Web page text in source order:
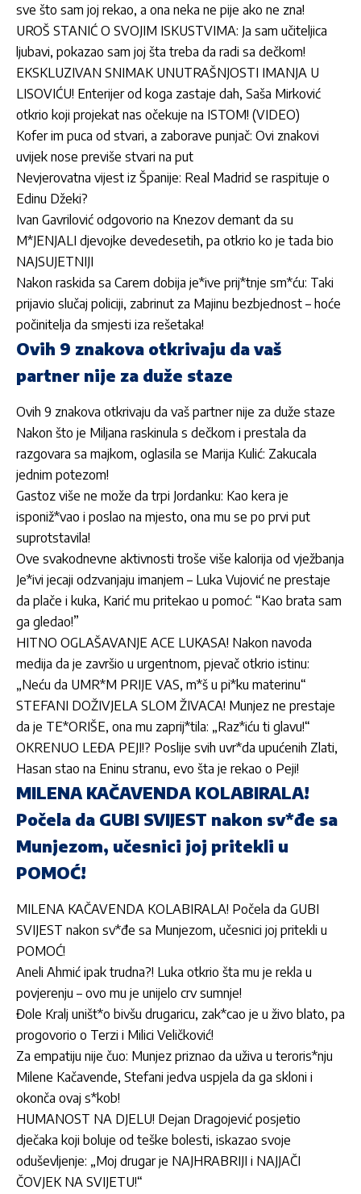
sve što sam joj rekao, a ona neka ne pije ako ne zna!
UROŠ STANIĆ O SVOJIM ISKUSTVIMA: Ja sam učiteljica
ljubavi, pokazao sam joj šta treba da radi sa dečkom!
EKSKLUZIVAN SNIMAK UNUTRAŠNJOSTI IMANJA U
LISOVIĆU! Enterijer od koga zastaje dah, Saša Mirković
otkrio koji projekat nas očekuje na ISTOM! (VIDEO)
Kofer im puca od stvari, a zaborave punjač: Ovi znakovi
uvijek nose previše stvari na put
Nevjerovatna vijest iz Španije: Real Madrid se raspituje o
Edinu Džeki?
Ivan Gavrilović odgovorio na Knezov demant da su
M*JENJALI djevojke devedesetih, pa otkrio ko je tada bio
NAJSUJETNIJI
Nakon raskida sa Carem dobija je*ive prij*tnje sm*ću: Taki
prijavio slučaj policiji, zabrinut za Majinu bezbjednost – hoće
počinitelja da smjesti iza rešetaka!
Ovih 9 znakova otkrivaju da vaš
partner nije za duže staze
Ovih 9 znakova otkrivaju da vaš partner nije za duže staze
Nakon što je Miljana raskinula s dečkom i prestala da
razgovara sa majkom, oglasila se Marija Kulić: Zakucala
jednim potezom!
Gastoz više ne može da trpi Jordanku: Kao kera je
isponiž*vao i poslao na mjesto, ona mu se po prvi put
suprotstavila!
Ove svakodnevne aktivnosti troše više kalorija od vježbanja
Je*ivi jecaji odzvanjaju imanjem – Luka Vujović ne prestaje
da plače i kuka, Karić mu pritekao u pomoć: “Kao brata sam
ga gledao!”
HITNO OGLAŠAVANJE ACE LUKASA! Nakon navoda
medija da je završio u urgentnom, pjevač otkrio istinu:
„Neću da UMR*M PRIJE VAS, m*š u pi*ku materinu“
STEFANI DOŽIVJELA SLOM ŽIVACA! Munjez ne prestaje
da je TE*ORIŠE, ona mu zaprij*tila: „Raz*iću ti glavu!“
OKRENUO LEĐA PEJI!? Poslije svih uvr*da upućenih Zlati,
Hasan stao na Eninu stranu, evo šta je rekao o Peji!
MILENA KAČAVENDA KOLABIRALA!
Počela da GUBI SVIJEST nakon sv*đe sa
Munjezom, učesnici joj pritekli u
POMOĆ!
MILENA KAČAVENDA KOLABIRALA! Počela da GUBI
SVIJEST nakon sv*đe sa Munjezom, učesnici joj pritekli u
POMOĆ!
Aneli Ahmić ipak trudna?! Luka otkrio šta mu je rekla u
povjerenju – ovo mu je unijelo crv sumnje!
Đole Kralj uništ*o bivšu drugaricu, zak*cao je u živo blato, pa
progovorio o Terzi i Milici Veličković!
Za empatiju nije čuo: Munjez priznao da uživa u teroris*nju
Milene Kačavende, Stefani jedva uspjela da ga skloni i
okonča ovaj s*kob!
HUMANOST NA DJELU! Dejan Dragojević posjetio
dječaka koji boluje od teške bolesti, iskazao svoje
oduševljenje: „Moj drugar je NAJHRABRIJI i NAJJAČI
ČOVJEK NA SVIJETU!“